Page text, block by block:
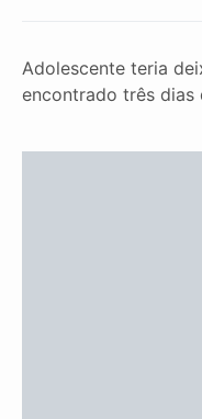
Adolescente teria
encontrado três dias